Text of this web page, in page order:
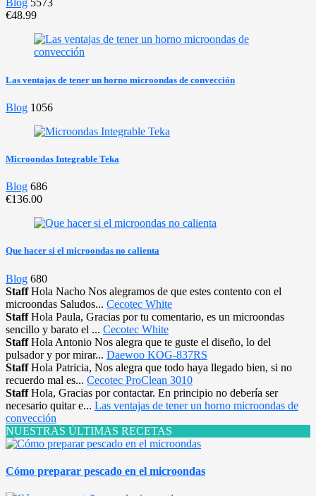
Blog 5573
€48.99
Las ventajas de tener un horno microondas de convección
Blog 1056
Microondas Integrable Teka
Blog 686
€136.00
Que hacer si el microondas no calienta
Blog 680
StaffHola Nacho Nos alegramos de que estes contento con el
microondas Saludos... Cecotec White
StaffHola Paula, Gracias por tu comentario, es un microondas
sencillo y barato el ... Cecotec White
StaffHola Antonio Nos alegra que te guste el diseño, lo del
pulsador y por mirar... Daewoo KOG-837RS
StaffHola Patricia, Nos alegra que todo haya llegado bien, si no
recuerdo mal es... Cecotec ProClean 3010
StaffHola, Gracias por contactar. En principio no debería ser
necesario quitar e... Las ventajas de tener un horno microondas de
convección
NUESTRAS ÚLTIMAS RECETAS
Cómo preparar pescado en el microondas